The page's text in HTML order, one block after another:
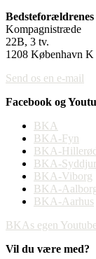
Kompagnistræde
22B, 3 tv.
1208 København K
Send os en e-mail
Facebook og
BKA
BKA-Fyn
BKA-
BKA-
BKA-Viborg
BKA-
BKA-Aarhus
BKAs egen
Vil du være med?